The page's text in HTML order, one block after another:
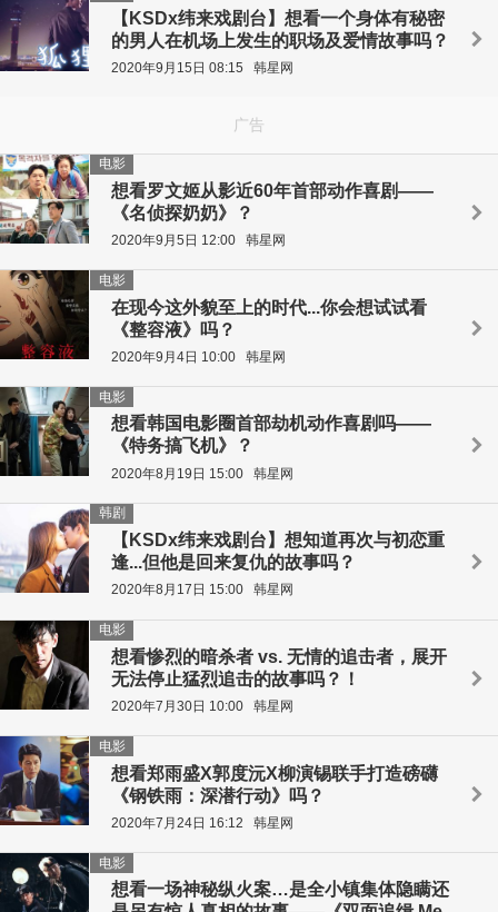
【KSDx纬来戏剧台】想看一个身体有秘密
的男人在机场上发生的职场及爱情故事吗？
2020年9月15日 08:15 韩星网
广告
想看罗文姬从影近60年首部动作喜剧——
《名侦探奶奶》？
电影
2020年9月5日 12:00 韩星网
在现今这外貌至上的时代...你会想试试看
《整容液》吗？
电影
2020年9月4日 10:00 韩星网
想看韩国电影圈首部劫机动作喜剧吗——
《特务搞飞机》？
电影
2020年8月19日 15:00 韩星网
【KSDx纬来戏剧台】想知道再次与初恋重
逢...但他是回来复仇的故事吗？
韩剧
2020年8月17日 15:00 韩星网
想看惨烈的暗杀者 vs. 无情的追击者，展开
无法停止猛烈追击的故事吗？！
电影
2020年7月30日 10:00 韩星网
想看郑雨盛X郭度沅X柳演锡联手打造磅礴
《钢铁雨：深潜行动》吗？
电影
2020年7月24日 16:12 韩星网
想看一场神秘纵火案…是全小镇集体隐瞒还
电影